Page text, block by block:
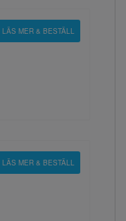
LÄS MER & BESTÄLL
LÄS MER & BESTÄLL